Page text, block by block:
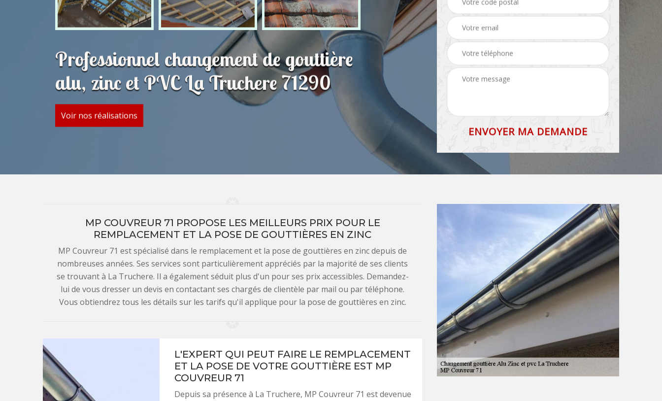
Professionnel changement de gouttière
alu, zinc et PVC La Truchere 71290
Voir nos réalisations
MP COUVREUR 71 PROPOSE LES MEILLEURS PRIX POUR LE
REMPLACEMENT ET LA POSE DE GOUTTIÈRES EN ZINC
MP Couvreur 71 est spécialisé dans le remplacement et la pose de gouttières en zinc depuis de
nombreuses années. Ses services sont particulièrement appréciés par la majorité de ses clients
se trouvant à La Truchere. Il a également séduit plus d'un pour ses prix accessibles. Demandez-
lui de vous dresser un devis en contactant ses chargés de clientèle par mail ou par téléphone.
Vous obtiendrez tous les détails sur les tarifs qu'il applique pour la pose de gouttières en zinc.
L'EXPERT QUI PEUT FAIRE LE REMPLACEMENT
ET LA POSE DE VOTRE GOUTTIÈRE EST MP
COUVREUR 71
Depuis sa présence à La Truchere, MP Couvreur 71 est devenue